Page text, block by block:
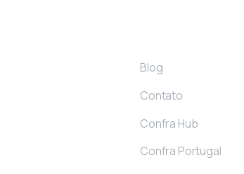
Blog
Contato
Confra Hub
Confra Portugal